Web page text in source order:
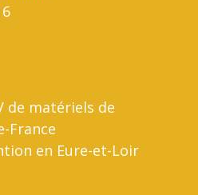
de matériels de
France
en Eure-et-Loir